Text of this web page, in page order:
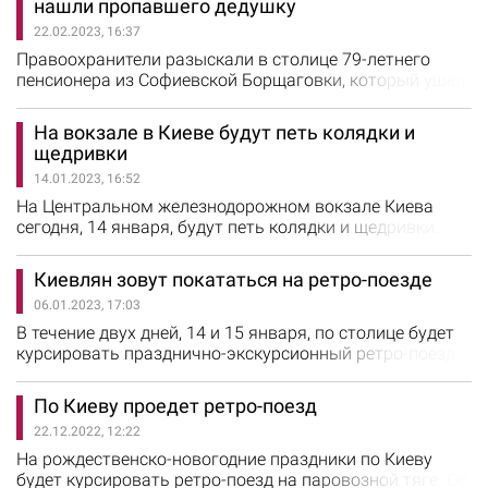
течение часа. Им оказался 60-летний уроженец
Запорожской области, ранее имевший проблемы с
законом за аналогичные преступления. У него изъяли…
нашли пропавшего дедушку
22.02.2023, 16:37
Правоохранители разыскали в столице 79-летнего
пенсионера из Софиевской Борщаговки, который ушел
районном управлении полиции. Так, 21 февраля в
полицию обратилась 52-летняя жительница
Софиевской Борщаговки, которая сообщила, что ее 79-
летний отец, передвигавшийся на коляске, пропал.
Женщина очень взволновалась, поскольку…
На вокзале в Киеве будут петь колядки и
щедривки
14.01.2023, 16:52
На Центральном железнодорожном вокзале Киева
сегодня, 14 января, будут петь колядки и щедривки.
вокзале состоится концерт Львовской национальной
академической мужской хоровой капеллы "Дударик".
Лауреаты Национальной премии им. Тараса Шевченко
исполнят украинские и зарубежные композиции, а
также колядки…
Киевлян зовут покататься на ретро-поезде
06.01.2023, 17:03
В течение двух дней, 14 и 15 января, по столице будет
курсировать празднично-экскурсионный ретро-поезд
"Укрзалізниця". В составе поезда будет два старинных
паровоза 1954 года и 7 пассажирских вагонов. Поезд
будет отправляться в 12:34 с первой платформы
Центрального железнодорожного вокзала.
Путешествие продлится…
По Киеву проедет ретро-поезд
22.12.2022, 12:22
На рождественско-новогодние праздники по Киеву
будет курсировать ретро-поезд на паровозной тяге. Об